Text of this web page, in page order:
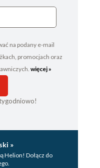
na podany e-mail
promocjach oraz
więcej »
»
Helion! Dołącz do